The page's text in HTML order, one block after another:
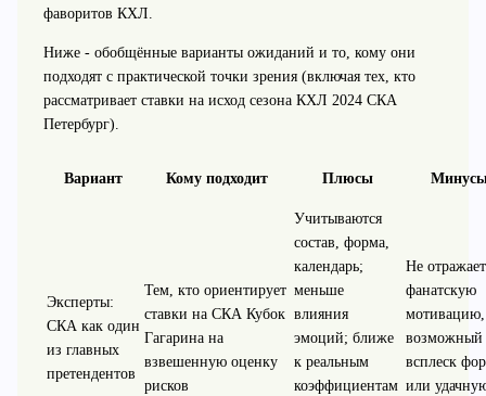
фаворитов КХЛ.
Ниже - обобщённые варианты ожиданий и то, кому они
подходят с практической точки зрения (включая тех, кто
рассматривает ставки на исход сезона КХЛ 2024 СКА
Петербург).
Вариант Кому подходит Плюсы
Эксперты:
СКА как один
из главных
претендентов
Тем, кто ориентирует
ставки на СКА Кубок
Гагарина на
взвешенную оценку
рисков
Учитываются
состав, форма,
календарь;
меньше
влияния
эмоций; ближе
к реальным
коэффициентам
Не отражает
фанатскую
мотивацию,
возможный
всплеск
или